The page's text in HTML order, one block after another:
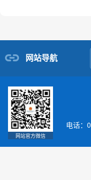
网站导航
网站官方微信
电话：